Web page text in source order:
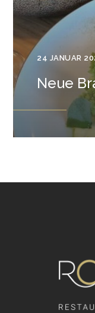
24 JANUAR
Neue